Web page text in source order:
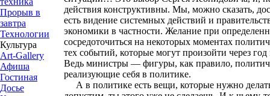
Прорыв в
завтра
Технологии
Культура
Art-Gallery
Афиша
Гостиная
Досье
действия конструктивны. Мы, можно сказать,
есть видение системных действий и
экономики в частности. Желание при
сосредоточиться на некоторых моментах
тех событий, которые могут произойти через
Ведь министры — фигуры, как правило,
реализующие себя в политике.
А в политике есть вещи, которые нужно